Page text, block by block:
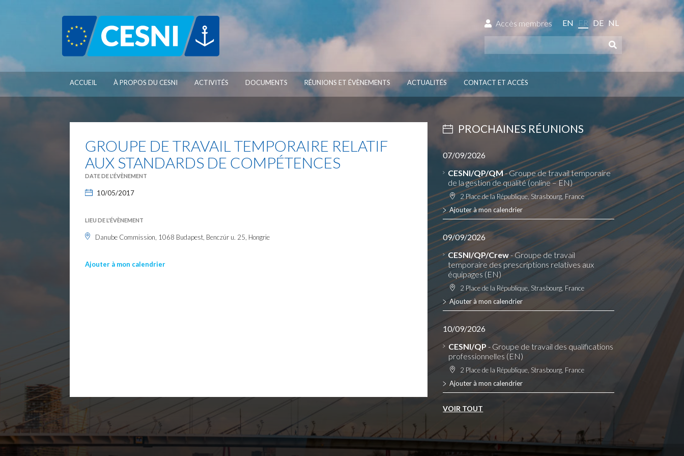
Accès membres EN FR DE NL
ACCUEIL À PROPOS DU CESNI ACTIVITÉS DOCUMENTS RÉUNIONS ET ÉVÈNEMENTS ACTUALITÉS CONTACT ET ACCÈS
GROUPE DE TRAVAIL TEMPORAIRE RELATIF
AUX STANDARDS DE COMPÉTENCES
DATE DE L'ÉVÈNEMENT
10/05/2017
LIEU DE L'ÉVÈNEMENT
Danube Commission, 1068 Budapest, Benczúr u. 25, Hongrie
Ajouter à mon calendrier
PROCHAINES RÉUNIONS
07/09/2026
CESNI/QP/QM- Groupe de travail temporaire
de la gestion de qualité (online – EN)
2 Place de la République, Strasbourg, France
Ajouter à mon calendrier
09/09/2026
CESNI/QP/Crew- Groupe de travail
temporaire des prescriptions relatives aux
équipages (EN)
2 Place de la République, Strasbourg, France
Ajouter à mon calendrier
10/09/2026
CESNI/QP - Groupe de travail des qualifications
professionnelles (EN)
2 Place de la République, Strasbourg, France
Ajouter à mon calendrier
VOIR TOUT